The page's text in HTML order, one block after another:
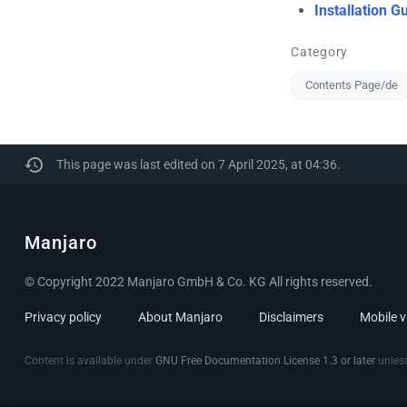
Installation
Category
Contents Page/de
This page was last edited on 7 April 2025, at 04:36.
Manjaro
© Copyright 2022 Manjaro GmbH & Co. KG All rights reserved.
Privacy policy About Manjaro Disclaimers Mobile
Content is available under GNU Free Documentation License 1.3 or later